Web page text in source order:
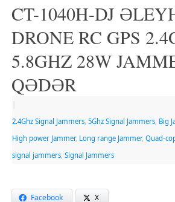
CT-1040H-DJ
DRONE RC GPS
5.8GHZ 28W
QƏDƏR
2.4Ghz Signal Jammers, 5Ghz Signal Jammers, Big
High power Jammer, Long range Jammer, Quad-
signal jammers, Signal Jammers
Facebook X